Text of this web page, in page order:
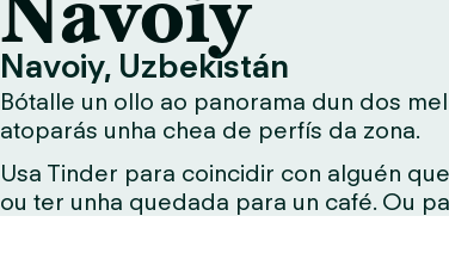
e
Navoiy, Uzbekistán
Bótalle un ollo ao panorama dun dos
atoparás unha chea de perfís da zona.
Usa Tinder para coincidir con alguén
ou ter unha quedada para un café. Ou